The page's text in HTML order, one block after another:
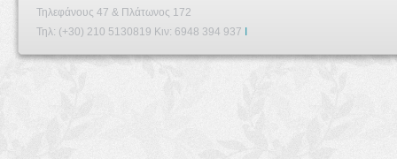
Τηλεφάνους 47 & Πλάτωνος 172
Τηλ: (+30) 210 5130819 Κιν: 6948 394 937